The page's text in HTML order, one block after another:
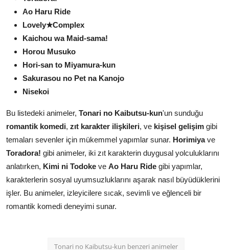
Ao Haru Ride
Lovely★Complex
Kaichou wa Maid-sama!
Horou Musuko
Hori-san to Miyamura-kun
Sakurasou no Pet na Kanojo
Nisekoi
Bu listedeki animeler, Tonari no Kaibutsu-kun'un sunduğu
romantik komedi, zıt karakter ilişkileri, ve kişisel gelişim gibi
temaları sevenler için mükemmel yapımlar sunar. Horimiyave
Toradora! gibi animeler, iki zıt karakterin duygusal yolculuklarını
anlatırken, Kimi ni Todoke ve Ao Haru Ride gibi yapımlar,
karakterlerin sosyal uyumsuzluklarını aşarak nasıl büyüdüklerini
işler. Bu animeler, izleyicilere sıcak, sevimli ve eğlenceli bir
romantik komedi deneyimi sunar.
Tonari no Kaibutsu-kun benzeri animeler